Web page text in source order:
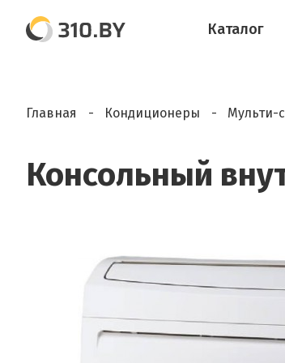
Каталог
Главная Кондиционеры Мульти-
Консольный